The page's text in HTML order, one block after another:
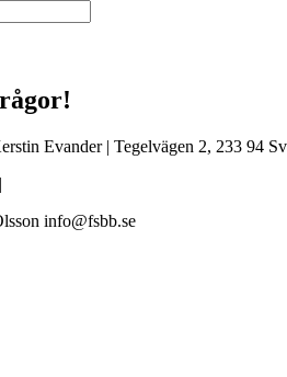
Evander | Tegelvägen 2, 233 94
info@fsbb.se